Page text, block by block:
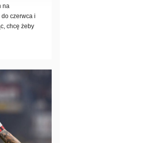
na
do czerwca i
chcę żeby